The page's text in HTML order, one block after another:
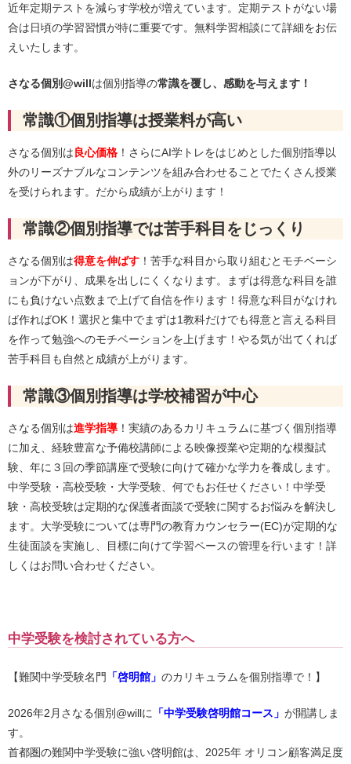
近年定期テストを減らす学校が増えています。定期テストがない場
合は日頃の学習習慣が特に重要です。無料学習相談にて詳細をお伝
えいたします。
さなる個別@willは個別指導の常識を覆し、感動を与えます！
常識①個別指導は授業料が高い
さなる個別は良心価格 ！さらにAI学トレをはじめとした個別指導以
外のリーズナブルなコンテンツを組み合わせることでたくさん授業
を受けられます。だから成績が上がります！
常識②個別指導では苦手科目をじっくり
さなる個別は得意を伸ばす ！苦手な科目から取り組むとモチベーシ
ョンが下がり、成果を出しにくくなります。まずは得意な科目を誰
にも負けない点数まで上げて自信を作ります！得意な科目がなけれ
ば作ればOK！選択と集中でまずは1教科だけでも得意と言える科目
を作って勉強へのモチベーションを上げます！やる気が出てくれば
苦手科目も自然と成績が上がります。
常識③個別指導は学校補習が中心
さなる個別は進学指導 ！実績のあるカリキュラムに基づく個別指導
に加え、経験豊富な予備校講師による映像授業や定期的な模擬試
験、年に３回の季節講座で受験に向けて確かな学力を養成します。
中学受験・高校受験・大学受験、何でもお任せください！中学受
験・高校受験は定期的な保護者面談で受験に関するお悩みを解決し
ます。大学受験については専門の教育カウンセラー(EC)が定期的な
生徒面談を実施し、目標に向けて学習ペースの管理を行います！詳
しくはお問い合わせください。
中学受験を検討されている方へ
【難関中学受験名門 「啓明館」 のカリキュラムを個別指導で！】
2026年2月さなる個別@willに 「中学受験啓明館コース」 が開講しま
す。
首都圏の難関中学受験に強い啓明館は、2025年 オリコン顧客満足度